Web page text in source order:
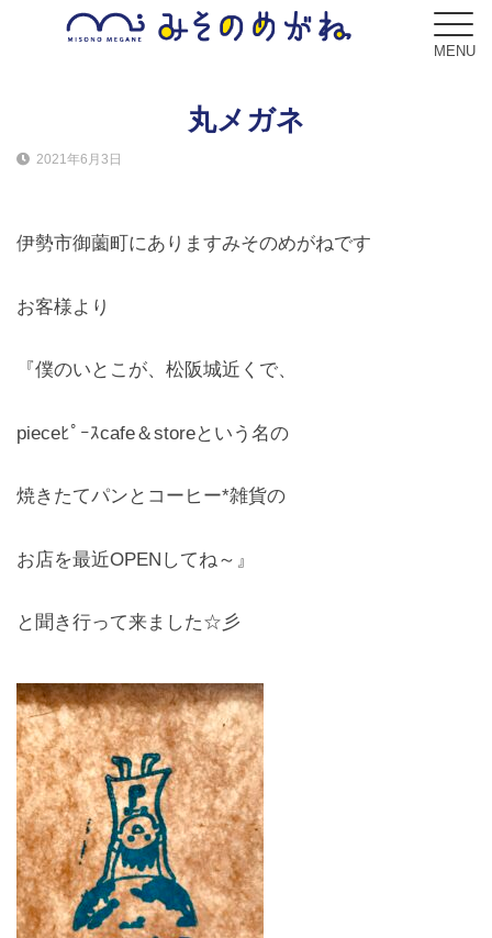
MENU
Concept
サービス
Service
フレーム
Lens
キッズ
サングラス
Sun Glasses
補聴器
Hearing Aid
アクセス
Access
丸メガネ
2021年6月3日
伊勢市御薗町にありますみそのめがねです
お客様より
『僕のいとこが、松阪城近くで、
pieceﾋﾟｰｽcafe＆storeという名の
焼きたてパンとコーヒー*雑貨の
お店を最近OPENしてね～』
と聞き行って来ました☆彡